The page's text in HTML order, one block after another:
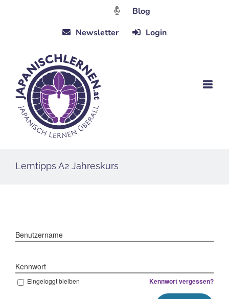
Blog
Newsletter
Login
Lerntipps A2 Jahreskurs
Benutzername
Kennwort
Eingeloggt bleiben Kennwort vergessen?